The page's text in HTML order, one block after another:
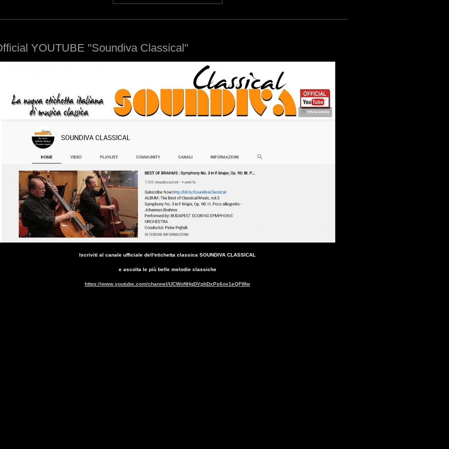
YOUTUBE "Soundiva Classical"
Iscriviti al canale ufficiale dell'etichetta classica SOUNDIVA CLASSICAL
e ascolta le più belle melodie classiche
https://www.youtube.com/channel/UCWoNHgDVphDxPs6ov1eQFWw